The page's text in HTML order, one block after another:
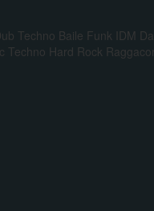
Techno Baile Funk IDM
Techno Hard Rock